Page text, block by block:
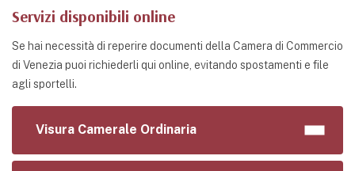
Servizi disponibili online
Se hai necessità di reperire documenti della Camera di Commercio
di Venezia puoi richiederli qui online, evitando spostamenti e file
agli sportelli.
Visura Camerale Ordinaria